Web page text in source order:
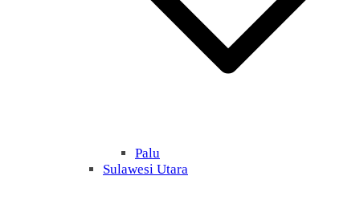
Palu
Sulawesi Utara